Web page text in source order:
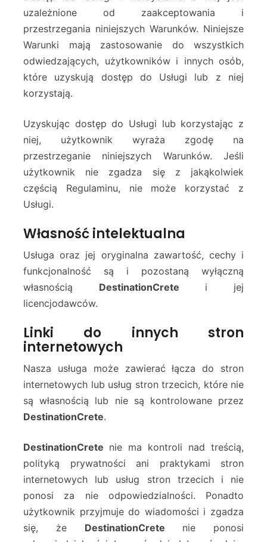
uzależnione od zaakceptowania i
przestrzegania niniejszych Warunków. Niniejsze
Warunki mają zastosowanie do wszystkich
odwiedzających, użytkowników i innych osób,
które uzyskują dostęp do Usługi lub z niej
korzystają.
Uzyskując dostęp do Usługi lub korzystając z
niej, użytkownik wyraża zgodę na
przestrzeganie niniejszych Warunków. Jeśli
użytkownik nie zgadza się z jakąkolwiek
częścią Regulaminu, nie może korzystać z
Usługi.
Własność intelektualna
Usługa oraz jej oryginalna zawartość, cechy i
funkcjonalność są i pozostaną wyłączną
własnością DestinationCrete i jej
licencjodawców.
Linki do innych stron
internetowych
Nasza usługa może zawierać łącza do stron
internetowych lub usług stron trzecich, które nie
są własnością lub nie są kontrolowane przez
DestinationCrete.
DestinationCrete nie ma kontroli nad treścią,
polityką prywatności ani praktykami stron
internetowych lub usług stron trzecich i nie
ponosi za nie odpowiedzialności. Ponadto
użytkownik przyjmuje do wiadomości i zgadza
się, że DestinationCrete nie ponosi